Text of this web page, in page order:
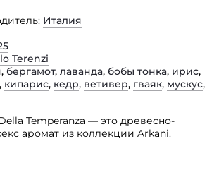
Италия
Terenzi
, бергамот, лаванда, бобы тонка, ирис,
, кипарис, кедр, ветивер, гваяк, мускус,
Temperanza — это древесно-
аромат из коллекции Arkani.
как общее дыхание, когда